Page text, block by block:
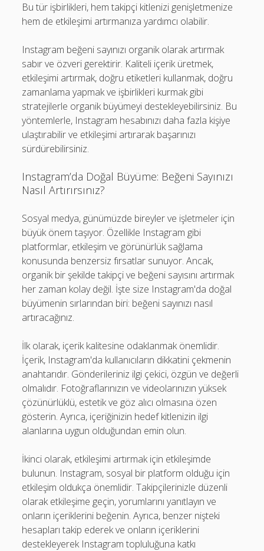
Bu tür işbirlikleri, hem takipçi kitlenizi genişletmenize
hem de etkileşimi artırmanıza yardımcı olabilir.
Instagram beğeni sayınızı organik olarak artırmak
sabır ve özveri gerektirir. Kaliteli içerik üretmek,
etkileşimi artırmak, doğru etiketleri kullanmak, doğru
zamanlama yapmak ve işbirlikleri kurmak gibi
stratejilerle organik büyümeyi destekleyebilirsiniz. Bu
yöntemlerle, Instagram hesabınızı daha fazla kişiye
ulaştırabilir ve etkileşimi artırarak başarınızı
sürdürebilirsiniz.
Instagram’da Doğal Büyüme: Beğeni Sayınızı
Nasıl Artırırsınız?
Sosyal medya, günümüzde bireyler ve işletmeler için
büyük önem taşıyor. Özellikle Instagram gibi
platformlar, etkileşim ve görünürlük sağlama
konusunda benzersiz fırsatlar sunuyor. Ancak,
organik bir şekilde takipçi ve beğeni sayısını artırmak
her zaman kolay değil. İşte size Instagram'da doğal
büyümenin sırlarından biri: beğeni sayınızı nasıl
artıracağınız.
İlk olarak, içerik kalitesine odaklanmak önemlidir.
İçerik, Instagram'da kullanıcıların dikkatini çekmenin
anahtarıdır. Gönderileriniz ilgi çekici, özgün ve değerli
olmalıdır. Fotoğraflarınızın ve videolarınızın yüksek
çözünürlüklü, estetik ve göz alıcı olmasına özen
gösterin. Ayrıca, içeriğinizin hedef kitlenizin ilgi
alanlarına uygun olduğundan emin olun.
İkinci olarak, etkileşimi artırmak için etkileşimde
bulunun. Instagram, sosyal bir platform olduğu için
etkileşim oldukça önemlidir. Takipçilerinizle düzenli
olarak etkileşime geçin, yorumlarını yanıtlayın ve
onların içeriklerini beğenin. Ayrıca, benzer nişteki
hesapları takip ederek ve onların içeriklerini
destekleyerek Instagram topluluğuna katkı